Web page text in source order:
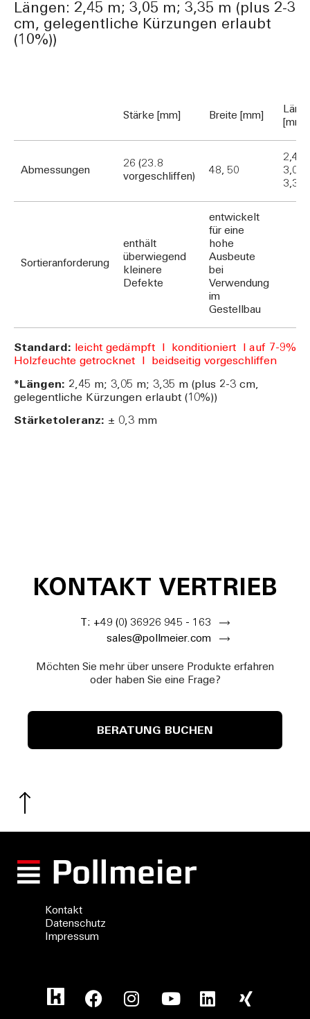
Längen: 2,45 m; 3,05 m; 3,35 m (plus 2-3
cm, gelegentliche Kürzungen erlaubt
(10%))
Stärke [mm] Breite [mm]
[mm]
Abmessungen
26 (23.8
vorgeschliffen)
48, 50
Sortieranforderung
enthält
überwiegend
kleinere
Defekte
entwickelt
für eine
hohe
Ausbeute
bei
Verwendung
im
Gestellbau
Standard: leicht gedämpft l konditioniert l auf 7-9%
Holzfeuchte getrocknet l beidseitig vorgeschliffen
*Längen: 2,45 m; 3,05 m; 3,35 m (plus 2-3 cm,
gelegentliche Kürzungen erlaubt (10%))
Stärketoleranz: ± 0,3 mm
KONTAKT VERTRIEB
T: +49 (0) 36926 945 - 163
sales@pollmeier.com
Möchten Sie mehr über unsere Produkte erfahren
oder haben Sie eine Frage?
BERATUNG BUCHEN
Kontakt
Datenschutz
Impressum